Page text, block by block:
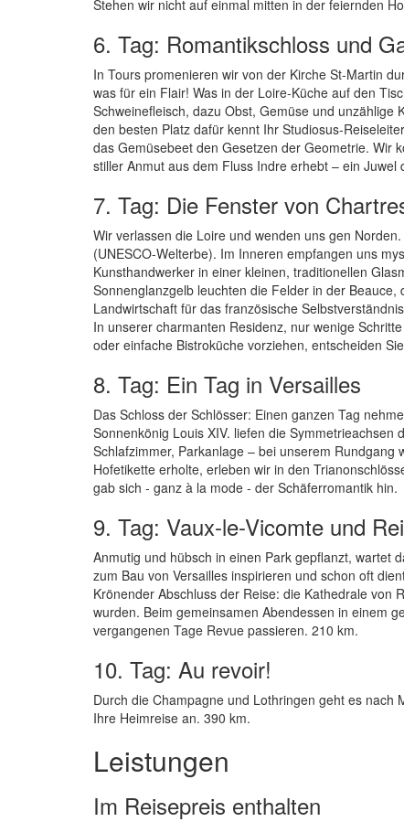
Stehen wir nicht auf einmal mitten in der feiernden
6. Tag: Romantikschloss und
In Tours promenieren wir von der Kirche St-Martin
was für ein Flair! Was in der Loire-Küche auf den
Schweinefleisch, dazu Obst, Gemüse und
den besten Platz dafür kennt Ihr Studiosus-
das Gemüsebeet den Gesetzen der Geometrie. Wir
stiller Anmut aus dem Fluss Indre erhebt – ein Juwel
7. Tag: Die Fenster von
Wir verlassen die Loire und wenden uns gen
(UNESCO-Welterbe). Im Inneren empfangen uns
Kunsthandwerker in einer kleinen, traditionellen
Sonnenglanzgelb leuchten die Felder in der
Landwirtschaft für das französische
In unserer charmanten Residenz, nur wenige
oder einfache Bistroküche vorziehen, entscheiden
8. Tag: Ein Tag in Versailles
Das Schloss der Schlösser: Einen ganzen Tag
Sonnenkönig Louis XIV. liefen die
Schlafzimmer, Parkanlage – bei unserem
Hofetikette erholte, erleben wir in den
gab sich - ganz à la mode - der Schäferromantik hin.
9. Tag: Vaux-le-Vicomte und
Anmutig und hübsch in einen Park gepflanzt, wartet
zum Bau von Versailles inspirieren und schon oft
Krönender Abschluss der Reise: die Kathedrale von
wurden. Beim gemeinsamen Abendessen in einem
vergangenen Tage Revue passieren. 210 km.
10. Tag: Au revoir!
Durch die Champagne und Lothringen geht es nach
Ihre Heimreise an. 390 km.
Leistungen
Im Reisepreis enthalten